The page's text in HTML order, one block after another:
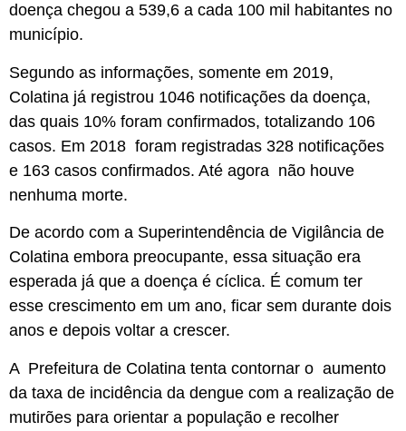
doença chegou a 539,6 a cada 100 mil habitantes no
município.
Segundo as informações, somente em 2019,
Colatina já registrou 1046 notificações da doença,
das quais 10% foram confirmados, totalizando 106
casos. Em 2018 foram registradas 328 notificações
e 163 casos confirmados. Até agora não houve
nenhuma morte.
De acordo com a Superintendência de Vigilância de
Colatina embora preocupante, essa situação era
esperada já que a doença é cíclica. É comum ter
esse crescimento em um ano, ficar sem durante dois
anos e depois voltar a crescer.
A Prefeitura de Colatina tenta contornar o aumento
da taxa de incidência da dengue com a realização de
mutirões para orientar a população e recolher